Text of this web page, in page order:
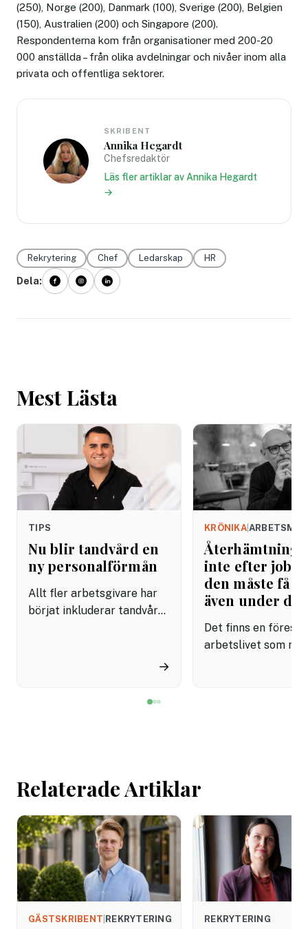
(250), Norge (200), Danmark (100), Sverige (200), Belgien
(150), Australien (200) och Singapore (200).
Respondenterna kom från organisationer med 200-20
000 anställda – från olika avdelningar och nivåer inom alla
privata och offentliga sektorer.
SKRIBENT
Annika Hegardt
Chefsredaktör
Läs fler artiklar av Annika Hegardt
→
Rekrytering Chef Ledarskap HR
Dela:
Mest Lästa
TIPS
Nu blir tandvård en
ny personalförmån
Allt fler arbetsgivare har
börjat inkluderar tandvård i
miljon svenskar uppger att
→
KRÖNIKA|
Återhämtning
inte efter
den måste få
även under
Det finns en
arbetslivet som
Relaterade Artiklar
GÄSTSKRIBENT REKRYTERING REKRYTERING